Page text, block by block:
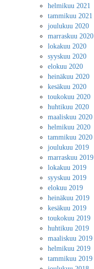
helmikuu 2021
tammikuu 2021
joulukuu 2020
marraskuu 2020
lokakuu 2020
syyskuu 2020
elokuu 2020
heinäkuu 2020
kesäkuu 2020
toukokuu 2020
huhtikuu 2020
maaliskuu 2020
helmikuu 2020
tammikuu 2020
joulukuu 2019
marraskuu 2019
lokakuu 2019
syyskuu 2019
elokuu 2019
heinäkuu 2019
kesäkuu 2019
toukokuu 2019
huhtikuu 2019
maaliskuu 2019
helmikuu 2019
tammikuu 2019